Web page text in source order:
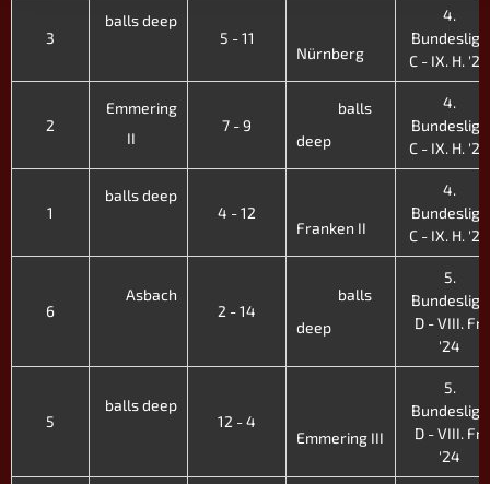
3
balls deep
5 - 11
Nürnberg
4.
Bundesliga
C - IX. H. '24
2
Emmering
II
7 - 9
balls
deep
4.
Bundesliga
C - IX. H. '24
1
balls deep
4 - 12
Franken II
4.
Bundesliga
C - IX. H. '24
6
Asbach
2 - 14
balls
deep
5.
Bundesliga
D - VIII. Fr.
'24
5
balls deep
12 - 4
Emmering III
5.
Bundesliga
D - VIII. Fr.
'24